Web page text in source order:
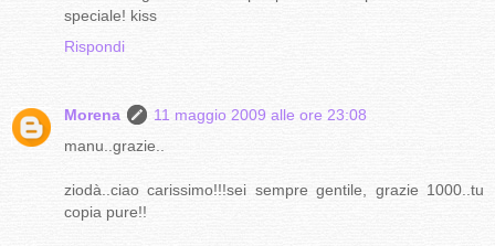
speciale! kiss
Rispondi
Morena
11 maggio 2009 alle ore 23:08
manu..grazie..
ziodà..ciao carissimo!!!sei sempre gentile, grazie 1000..tu
copia pure!!